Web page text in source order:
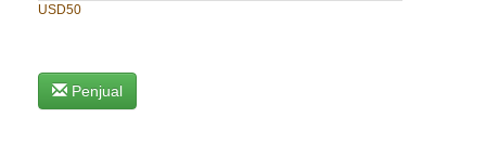
USD50
Penjual